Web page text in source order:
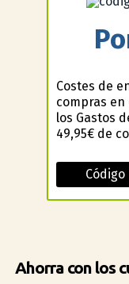
Costes de
compras
los Gastos
49,95€ de
Ahorra con los